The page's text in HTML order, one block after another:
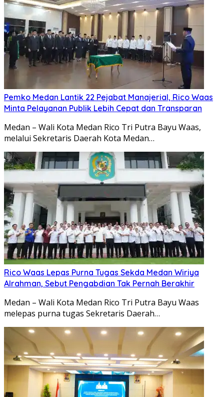
Pemko Medan Lantik 22 Pejabat Manajerial, Rico Waas
Minta Pelayanan Publik Lebih Cepat dan Transparan
Medan – Wali Kota Medan Rico Tri Putra Bayu Waas,
melalui Sekretaris Daerah Kota Medan…
Rico Waas Lepas Purna Tugas Sekda Medan Wiriya
Alrahman, Sebut Pengabdian Tak Pernah Berakhir
Medan – Wali Kota Medan Rico Tri Putra Bayu Waas
melepas purna tugas Sekretaris Daerah…